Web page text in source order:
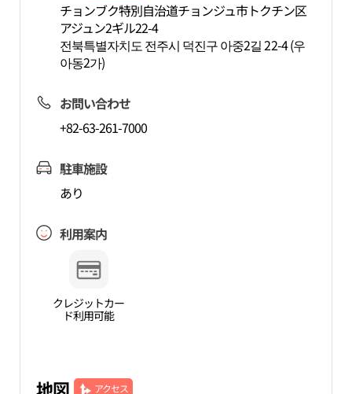
チョンブク特別自治道チョンジュ市トクチン区
アジュン2ギル22-4
전북특별자치도 전주시 덕진구 아중2길 22-4 (우
아동2가)
お問い合わせ
+82-63-261-7000
駐車施設
あり
利用案内
クレジットカー
ド利用可能
地図 アクセス